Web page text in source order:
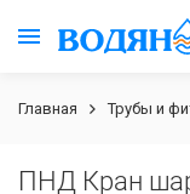
Главная Трубы и
ПНД Кран